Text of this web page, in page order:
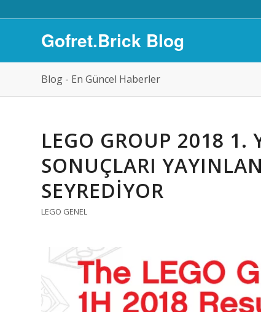
Gofret.Brick Blog
Blog - En Güncel Haberler
LEGO GROUP 2018 1.
SONUÇLARI
SEYREDIYOR
LEGO GENEL